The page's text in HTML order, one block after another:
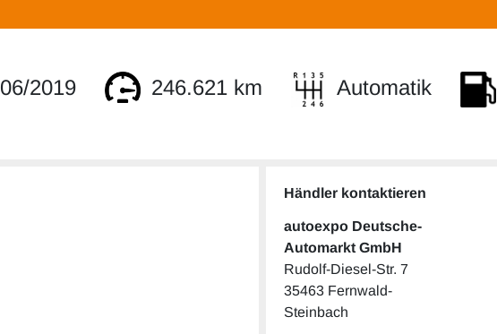
06/2019 246.621 km Automatik
Händler kontaktieren
autoexpo Deutsche-
Automarkt GmbH
Rudolf-Diesel-Str. 7
35463 Fernwald-
Steinbach